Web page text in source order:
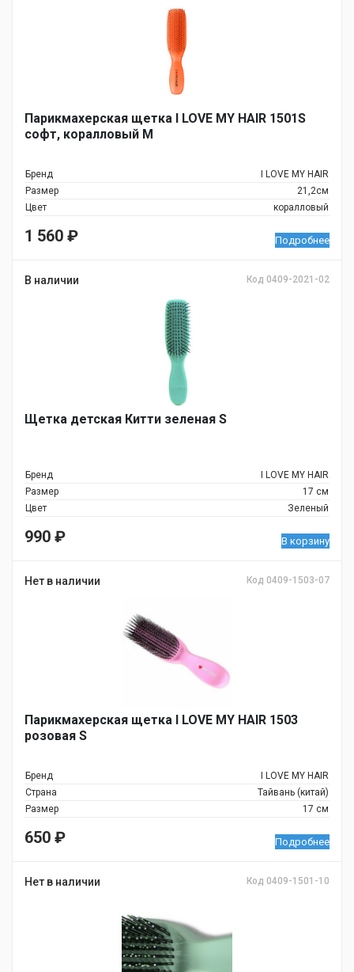
Парикмахерская щетка I LOVE MY HAIR 1501S
софт, коралловый М
Бренд
I LOVE MY HAIR
Размер
21,2см
Цвет
коралловый
1 560 ₽ Подробнее
В наличии Код 0409-2021-02
Щетка детская Китти зеленая S
Бренд
I LOVE MY HAIR
Размер
17 см
Цвет
Зеленый
990 ₽ В корзину
Нет в наличии Код 0409-1503-07
Парикмахерская щетка I LOVE MY HAIR 1503
розовая S
Бренд
I LOVE MY HAIR
Страна
Тайвань (китай)
Размер
17 см
650 ₽ Подробнее
Нет в наличии Код 0409-1501-10